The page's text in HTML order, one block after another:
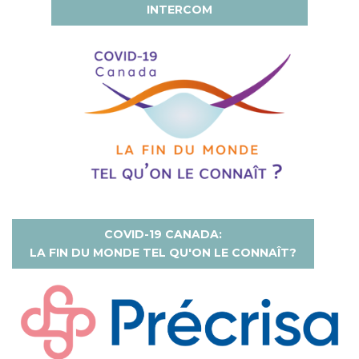
INTERCOM
COVID-19 CANADA:
LA FIN DU MONDE TEL QU'ON LE CONNAÎT?